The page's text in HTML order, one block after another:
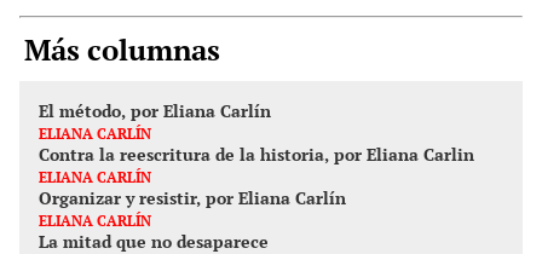
Más columnas
El método, por Eliana Carlín
ELIANA CARLÍN
Contra la reescritura de la historia, por Eliana Carlin
ELIANA CARLÍN
Organizar y resistir, por Eliana Carlín
ELIANA CARLÍN
La mitad que no desaparece